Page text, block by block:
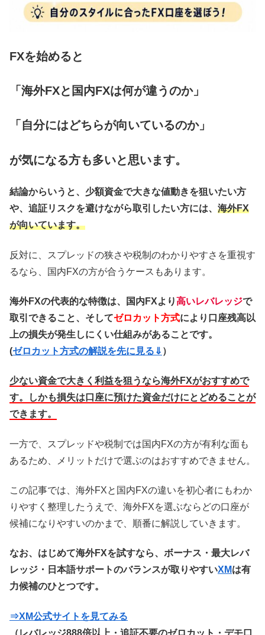
FXを始めると
「海外FXと国内FXは何が違うのか」
「自分にはどちらが向いているのか」
が気になる方も多いと思います。
結論からいうと、少額資金で大きな値動きを狙いたい方
や、追証リスクを避けながら取引したい方には、 海外FX
が向いています。
反対に、スプレッドの狭さや税制のわかりやすさを重視す
るなら、国内FXの方が合うケースもあります。
海外FXの代表的な特徴は、国内FXより高いレバレッジで
取引できること、そしてゼロカット方式により口座残高以
上の損失が発生しにくい仕組みがあることです。
(ゼロカット方式の解説を先に見る⇓ ）
少ない資金で大きく利益を狙うなら海外FXがおすすめで
す。しかも損失は口座に預けた資金だけにとどめることが
できます。
一方で、スプレッドや税制では国内FXの方が有利な面も
あるため、メリットだけで選ぶのはおすすめできません。
この記事では、海外FXと国内FXの違いを初心者にもわか
りやすく整理したうえで、海外FXを選ぶならどの口座が
候補になりやすいのかまで、順番に解説していきます。
なお、はじめて海外FXを試すなら、ボーナス・最大レバ
レッジ・日本語サポートのバランスが取りやすいXMは有
力候補のひとつです。
⇒XM公式サイトを見てみる
（レバレッジ888倍以上・追証不要のゼロカット・デモ口